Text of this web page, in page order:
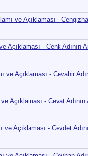
ve Açıklaması -
Açıklaması - Cenk Adının
ve Açıklaması - Cevahir
Açıklaması - Cevat Adının
ve Açıklaması - Cevdet